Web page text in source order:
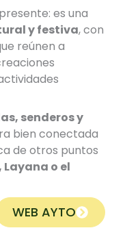
es una
y festiva, con
reúnen a
senderos y
bien conectada
de otros puntos
Layana o el
WEB AYTO